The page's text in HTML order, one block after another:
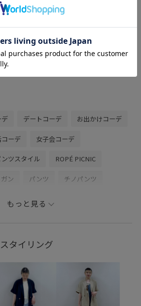
レビュー
ョルダーバッグの2個セットになっている
ので用途によって使い分けていだだけま
す！◎
お仕事だけではなくお休みの日のワンポイ
デ デートコーデ お出かけコーデ
ーデ 女子会コーデ
ツスタイル ROPÉ PICNIC
ン パンツ チノパンツ
ッグ シューズ
26RPUVCARE
mefitBAG RP26SS
RP26SS着映えトップス UVカット
もっと見る
タイリング